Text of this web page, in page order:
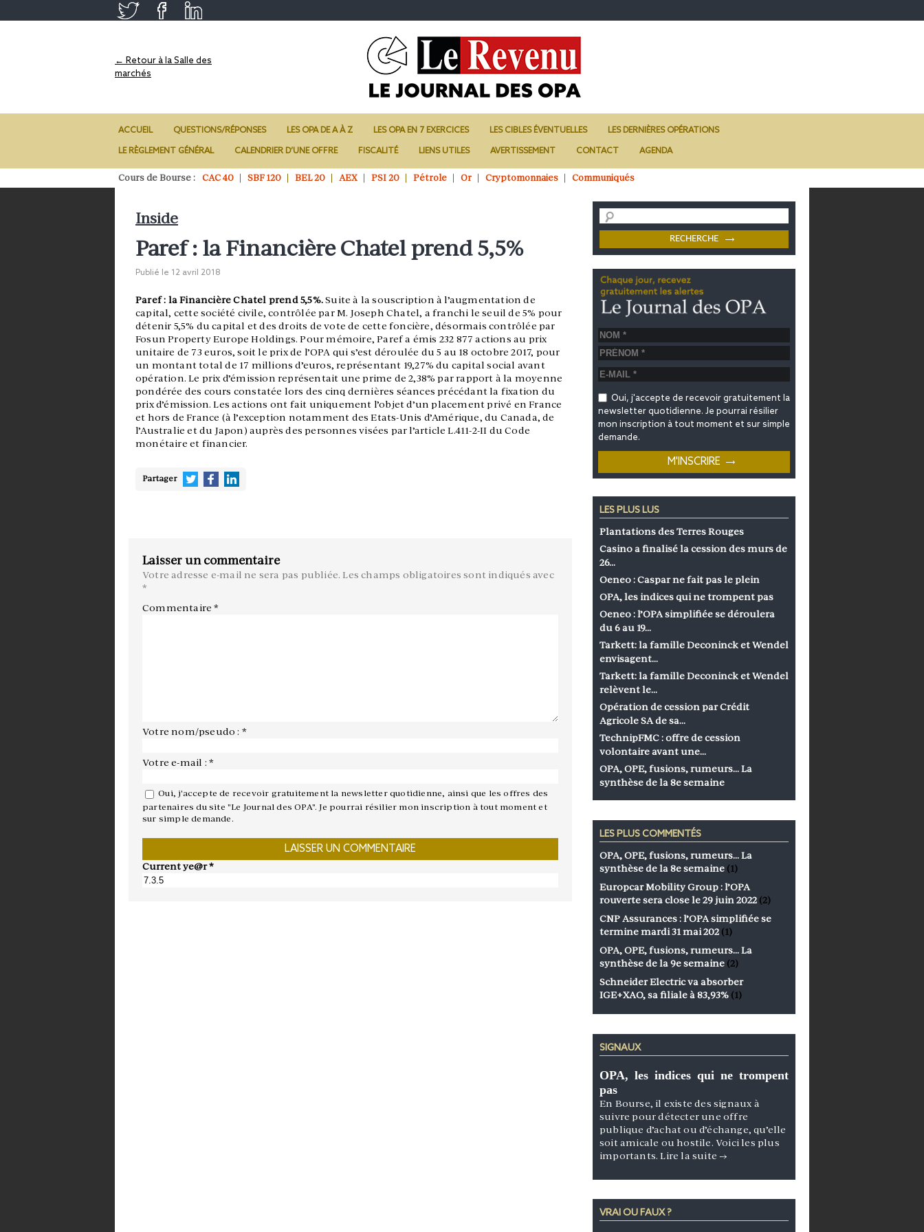
← Retour à la Salle des
marchés
ACCUEIL QUESTIONS/RÉPONSES LES OPA DE A À Z LES OPA EN 7 EXERCICES LES CIBLES ÉVENTUELLES LES DERNIÈRES OPÉRATIONS
LE RÈGLEMENT GÉNÉRAL CALENDRIER D’UNE OFFRE FISCALITÉ LIENS UTILES AVERTISSEMENT CONTACT AGENDA
Cours de Bourse : CAC 40 SBF 120 BEL 20 AEX PSI 20 Pétrole Or Cryptomonnaies Communiqués
Inside
Paref : la Financière Chatel prend 5,5%
Publié le 12 avril 2018
Paref : la Financière Chatel prend 5,5%.Suite à la souscription à l’augmentation de
capital, cette société civile, contrôlée par M. Joseph Chatel, a franchi le seuil de 5% pour
détenir 5,5% du capital et des droits de vote de cette foncière, désormais contrôlée par
Fosun Property Europe Holdings. Pour mémoire, Paref a émis 232 877 actions au prix
unitaire de 73 euros, soit le prix de l’OPA qui s’est déroulée du 5 au 18 octobre 2017, pour
un montant total de 17 millions d’euros, représentant 19,27% du capital social avant
opération. Le prix d’émission représentait une prime de 2,38% par rapport à la moyenne
pondérée des cours constatée lors des cinq dernières séances précédant la fixation du
prix d’émission. Les actions ont fait uniquement l’objet d’un placement privé en France
et hors de France (à l’exception notamment des Etats-Unis d’Amérique, du Canada, de
l’Australie et du Japon) auprès des personnes visées par l’article L.411-2-II du Code
monétaire et financier.
Partager
Laisser un commentaire
Votre adresse e-mail ne sera pas publiée. Les champs obligatoires sont indiqués avec
*
Commentaire*
Votre nom/pseudo : *
Votre e-mail : *
Oui, j'accepte de recevoir gratuitement la newsletter quotidienne, ainsi que les offres des
partenaires du site "Le Journal des OPA". Je pourrai résilier mon inscription à tout moment et
sur simple demande.
Current ye@r*
Oui, j'accepte de recevoir gratuitement la
newsletter quotidienne. Je pourrai résilier
mon inscription à tout moment et sur simple
demande.
LES PLUS LUS
Plantations des Terres Rouges
Casino a finalisé la cession des murs de
26…
Oeneo : Caspar ne fait pas le plein
OPA, les indices qui ne trompent pas
Oeneo : l’OPA simplifiée se déroulera
du 6 au 19…
Tarkett: la famille Deconinck et Wendel
envisagent…
Tarkett: la famille Deconinck et Wendel
relèvent le…
Opération de cession par Crédit
Agricole SA de sa…
TechnipFMC : offre de cession
volontaire avant une…
OPA, OPE, fusions, rumeurs… La
synthèse de la 8e semaine
LES PLUS COMMENTÉS
OPA, OPE, fusions, rumeurs… La
synthèse de la 8e semaine (1)
Europcar Mobility Group : l’OPA
rouverte sera close le 29 juin 2022 (2)
CNP Assurances : l’OPA simplifiée se
termine mardi 31 mai 202 (1)
OPA, OPE, fusions, rumeurs… La
synthèse de la 9e semaine (2)
Schneider Electric va absorber
IGE+XAO, sa filiale à 83,93% (1)
SIGNAUX
OPA, les indices qui ne trompent
pas
En Bourse, il existe des signaux à
suivre pour détecter une offre
publique d’achat ou d’échange, qu’elle
soit amicale ou hostile. Voici les plus
importants.Lire la suite →
VRAI OU FAUX ?